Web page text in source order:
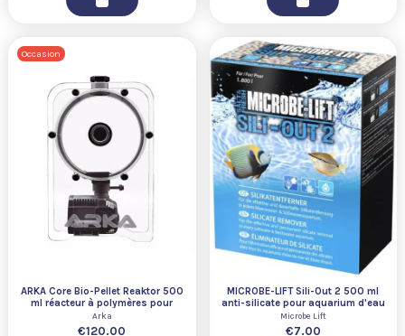
Occasion
ARKA Core Bio-Pellet Reaktor 500
ml réacteur à polymères pour
aquarium
Arka
€120.00
MICROBE-LIFT Sili-Out 2 500 ml
anti-silicate pour aquarium d'eau
douce et d'eau de mer
Microbe Lift
€7.00